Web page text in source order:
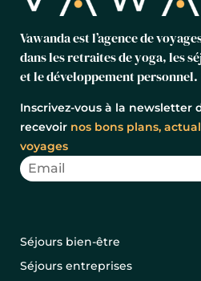
Vawanda est l’agence de
dans les retraites de yoga, les
et le développement personnel.
Inscrivez-vous à la newsletter
recevoir nos bons plans,
voyages
Séjours bien-être
Séjours entreprises